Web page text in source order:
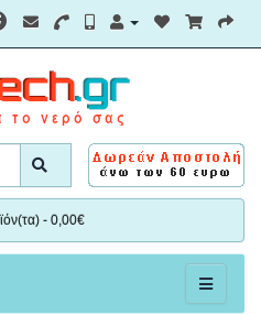
- 0,00€